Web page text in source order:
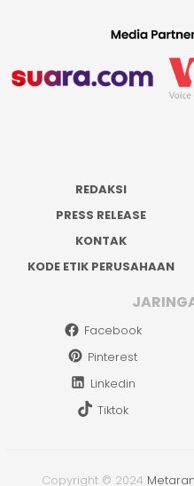
REDAKSI
PRESS RELEASE
KONTAK
KODE ETIK PERUSAHAAN
Facebook
Pinterest
Linkedin
Tiktok
Copyright © 2024